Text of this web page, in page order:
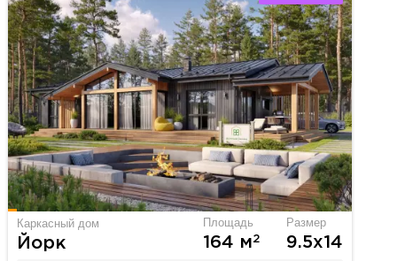
Каркасный дом
Йорк
Площадь
164 м2
Размер
9.5х14